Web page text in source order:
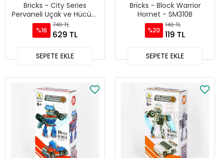
Bricks - City Series
Pervaneli Uçak ve Hücüm
Bot 207C
%16
749 TL
629 TL
SEPETE EKLE
Bricks - Block Warrior
Hornet - SM310B
%20
149 TL
119 TL
SEPETE EKLE